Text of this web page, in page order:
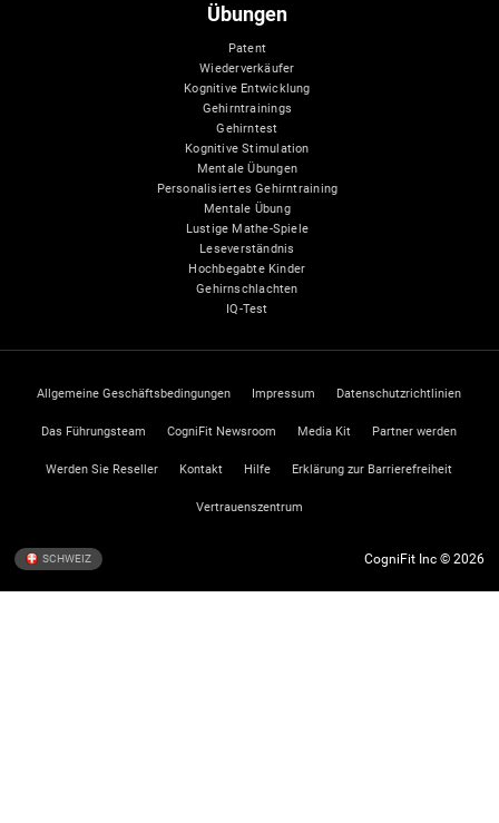
Übungen
Patent
Wiederverkäufer
Kognitive Entwicklung
Gehirntrainings
Gehirntest
Kognitive Stimulation
Mentale Übungen
Personalisiertes Gehirntraining
Mentale Übung
Lustige Mathe-Spiele
Leseverständnis
Hochbegabte Kinder
Gehirnschlachten
IQ-Test
Allgemeine Geschäftsbedingungen Impressum Datenschutzrichtlinien
Das Führungsteam CogniFit Newsroom Media Kit Partner werden
Werden Sie Reseller Kontakt Hilfe Erklärung zur Barrierefreiheit
Vertrauenszentrum
SCHWEIZ CogniFit Inc © 2026